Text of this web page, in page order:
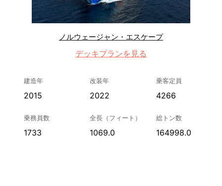
ノルウェージャン・エスケープ
デッキプランを見る
建造年
2015
改装年
2022
乗客定員
4266
乗務員数
1733
全長（フィート）
1069.0
総トン数
164998.0